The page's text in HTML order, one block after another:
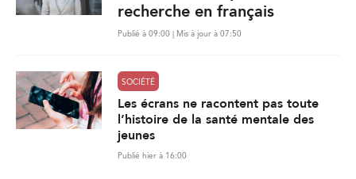
recherche en français
Publié à 09:00 | Mis à jour à 07:50
SOCIÉTÉ
Les écrans ne racontent pas toute
l’histoire de la santé mentale des
jeunes
Publié hier à 16:00